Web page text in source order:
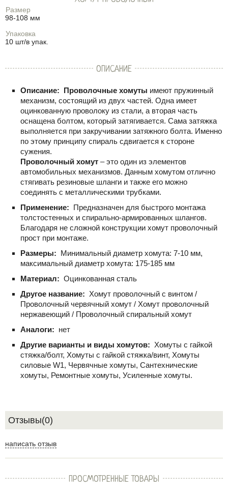
Размер
98-108 мм
Упаковка
10 шт/в упак.
ОПИСАНИЕ
Описание: Проволочные хомуты имеют пружинный
механизм, состоящий из двух частей. Одна имеет
оцинкованную проволоку из стали, а вторая часть
оснащена болтом, который затягивается. Сама затяжка
выполняется при закручивании затяжного болта. Именно
по этому принципу спираль сдвигается к стороне
сужения.
Проволочный хомут – это один из элементов
автомобильных механизмов. Данным хомутом отлично
стягивать резиновые шланги и также его можно
соединять с металлическими трубками.
Применение: Предназначен для быстрого монтажа
толстостенных и спирально-армированных шлангов.
Благодаря не сложной конструкции хомут проволочный
прост при монтаже.
Размеры: Минимальный диаметр хомута: 7-10 мм,
максимальный диаметр хомута: 175-185 мм
Материал: Оцинкованная сталь
Другое название: Хомут проволочный с винтом /
Проволочный червячный хомут / Хомут проволочный
нержавеющий / Проволочный спиральный хомут
Аналоги: нет
Другие варианты и виды хомутов: Хомуты с гайкой
стяжка/болт, Хомуты с гайкой стяжка/винт, Хомуты
силовые W1, Червячные хомуты, Сантехнические
хомуты, Ремонтные хомуты, Усиленные хомуты.
Отзывы(0)
написать отзыв
ПРОСМОТРЕННЫЕ ТОВАРЫ